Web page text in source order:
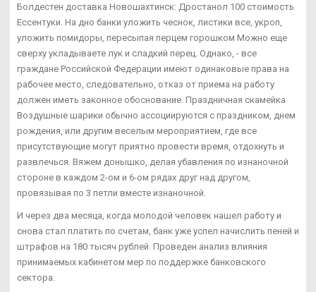
Болдестен доставка Новошахтинск: Дростанол 100 стоимость
Ессентуки. На дно банки уложить чеснок, листики все, укроп,
уложить помидоры, пересыпая перцем горошком Можно еще
сверху укладываете лук и сладкий перец. Однако, - все
граждане Российской Федерации имеют одинаковые права на
рабочее место, следовательно, отказ от приема на работу
должен иметь законное обоснование. Праздничная скамейка
Воздушные шарики обычно ассоциируются с праздником, днем
рождения, или другим веселым мероприятием, где все
присутствующие могут приятно провести время, отдохнуть и
развлечься. Вяжем донышко, делая убавления по изнаночной
стороне в каждом 2-ом и 6-ом рядах друг над другом,
провязывая по 3 петли вместе изнаночной.
И через два месяца, когда молодой человек нашел работу и
снова стал платить по счетам, банк уже успел начислить пеней и
штрафов на 180 тысяч рублей. Проведен анализ влияния
принимаемых кабинетом мер по поддержке банковского
сектора.